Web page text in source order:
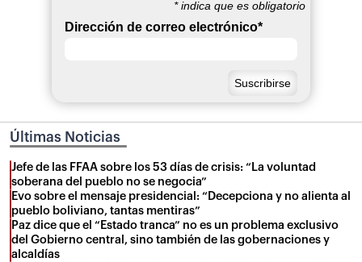
*indica que es obligatorio
Dirección de correo electrónico*
Últimas Noticias
Jefe de las FFAA sobre los 53 días de crisis: “La voluntad
soberana del pueblo no se negocia”
Evo sobre el mensaje presidencial: “Decepciona y no alienta al
pueblo boliviano, tantas mentiras”
Paz dice que el “Estado tranca” no es un problema exclusivo
del Gobierno central, sino también de las gobernaciones y
alcaldías